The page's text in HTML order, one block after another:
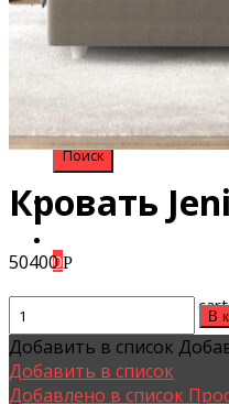
Search
for:
0
No products in the
Кровать
50400Р
Quantity В
Добавить в список
Добавить в список
Добавлено в список